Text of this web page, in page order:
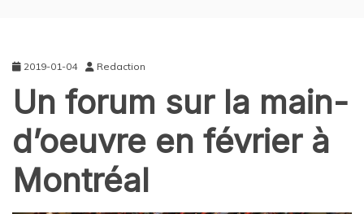
2019-01-04 Redaction
Un forum sur la main-
d’oeuvre en février à
Montréal